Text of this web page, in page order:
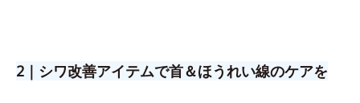
2｜シワ改善アイテムで首＆ほうれい線のケアを